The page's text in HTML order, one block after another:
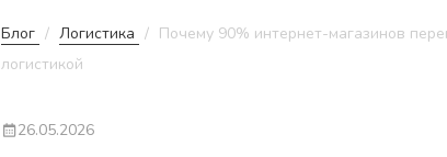
Блог Логистика
Почему 90% интернет-магазинов
логистикой
26.05.2026